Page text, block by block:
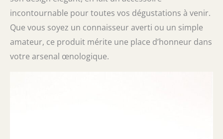
incontournable pour toutes vos dégustations à venir.
Que vous soyez un connaisseur averti ou un simple
amateur, ce produit mérite une place d’honneur dans
votre arsenal œnologique.